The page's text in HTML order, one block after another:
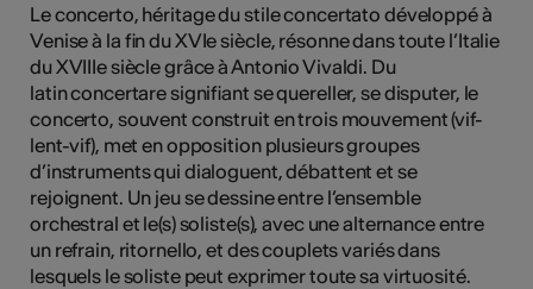
Le concerto, héritage du stile concertato développé à
Venise à la fin du XVIe siècle, résonne dans toute l’Italie
du XVIIIe siècle grâce à Antonio Vivaldi. Du
latin concertare signifiant se quereller, se disputer, le
concerto, souvent construit en trois mouvement (vif-
lent-vif), met en opposition plusieurs groupes
d’instruments qui dialoguent, débattent et se
rejoignent. Un jeu se dessine entre l’ensemble
orchestral et le(s) soliste(s), avec une alternance entre
un refrain, ritornello, et des couplets variés dans
lesquels le soliste peut exprimer toute sa virtuosité.